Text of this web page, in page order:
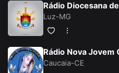
Rádio Diocesana
Luz-MG
Rádio Nova Jovem
Caucaia-CE